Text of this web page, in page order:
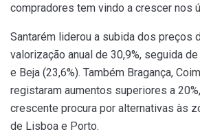
compradores tem vindo a crescer nos
Santarém liderou a subida dos preços
valorização anual de 30,9%, seguida
e Beja (23,6%). Também Bragança,
registaram aumentos superiores a
crescente procura por alternativas às
de Lisboa e Porto.